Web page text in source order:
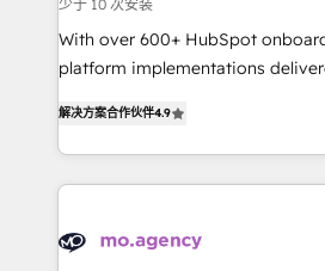
supported over 500
implementation, optimisation,
adoption assurance. Our tried and tested Roadmap
new to HubSpot or seeking to
install, our team have the change
少于 10 次安装
With over 600+ HubSpot
platform implementations
migrate, replatform, and scale
in high-impact CRM and CMS
onboarding from platforms like
WordPress and legacy CRMs,
解决方案合作伙伴4.9